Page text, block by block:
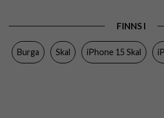
Färg
FINNS I
Burga Skal iPhone 15 Skal